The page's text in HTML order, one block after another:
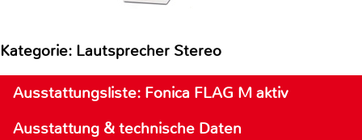
Kategorie: Lautsprecher Stereo
Ausstattungsliste: Fonica FLAG M aktiv
Ausstattung & technische Daten